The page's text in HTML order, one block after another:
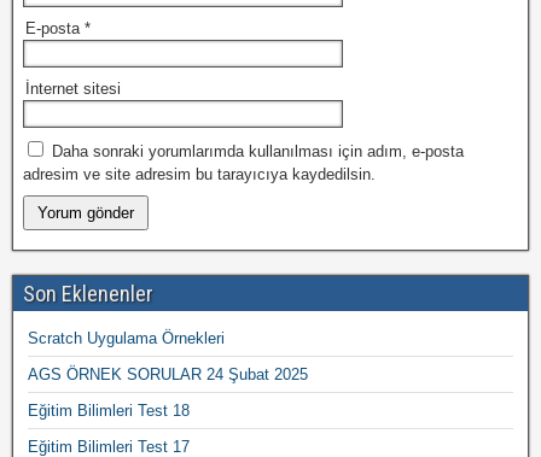
E-posta *
İnternet sitesi
Daha sonraki yorumlarımda kullanılması için adım, e-posta
adresim ve site adresim bu tarayıcıya kaydedilsin.
Son Eklenenler
Scratch Uygulama Örnekleri
AGS ÖRNEK SORULAR 24 Şubat 2025
Eğitim Bilimleri Test 18
Eğitim Bilimleri Test 17